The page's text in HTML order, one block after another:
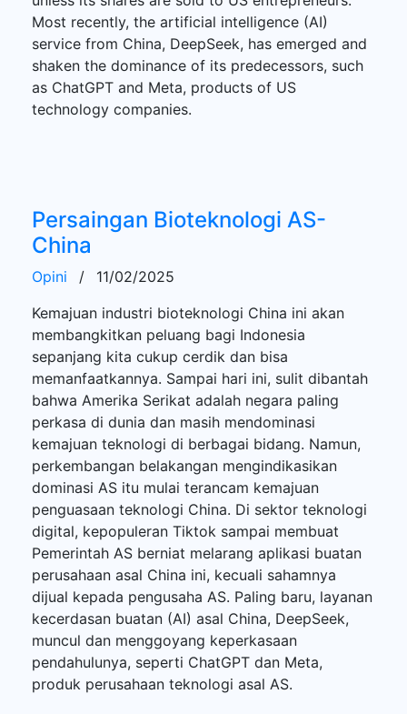
Most recently, the artificial intelligence (AI)
service from China, DeepSeek, has emerged and
shaken the dominance of its predecessors, such
as ChatGPT and Meta, products of US
technology companies.
Persaingan Bioteknologi AS-
China
Opini /
11/02/2025
Kemajuan industri bioteknologi China ini akan
membangkitkan peluang bagi Indonesia
sepanjang kita cukup cerdik dan bisa
memanfaatkannya. Sampai hari ini, sulit dibantah
bahwa Amerika Serikat adalah negara paling
perkasa di dunia dan masih mendominasi
kemajuan teknologi di berbagai bidang. Namun,
perkembangan belakangan mengindikasikan
dominasi AS itu mulai terancam kemajuan
penguasaan teknologi China. Di sektor teknologi
digital, kepopuleran Tiktok sampai membuat
Pemerintah AS berniat melarang aplikasi buatan
perusahaan asal China ini, kecuali sahamnya
dijual kepada pengusaha AS. Paling baru, layanan
kecerdasan buatan (AI) asal China, DeepSeek,
muncul dan menggoyang keperkasaan
pendahulunya, seperti ChatGPT dan Meta,
produk perusahaan teknologi asal AS.